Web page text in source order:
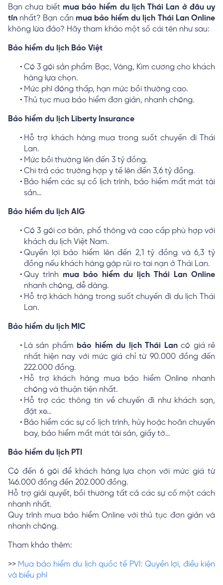
Bạn chưa biết mua bảo hiểm du lịch Thái Lan ở đâu uy
tín nhất? Bạn cần mua bảo hiểm du lịch Thái Lan Online
không lừa đảo? Hãy tham khảo một số cái tên như sau:
Bảo hiểm du lịch Bảo Việt
Có 3 gói sản phẩm Bạc, Vàng, Kim cương cho khách
hàng lựa chọn.
Mức phí đóng thấp, hạn mức bồi thường cao.
Thủ tục mua bảo hiểm đơn giản, nhanh chóng.
Bảo hiểm du lịch Liberty Insurance
Hỗ trợ khách hàng mua trong suốt chuyến đi Thái
Lan.
Mức bồi thường lên đến 3 tỷ đồng.
Chi trả các trường hợp y tế lên đến 3,6 tỷ đồng.
Bảo hiểm các sự cố lịch trình, bảo hiểm mất mát tài
sản…
Bảo hiểm du lịch AIG
Có 3 gói cơ bản, phổ thông và cao cấp phù hợp với
khách du lịch Việt Nam.
Quyền lợi bảo hiểm lên đến 2,1 tỷ đồng và 6,3 tỷ
đồng nếu khách hàng gặp rủi ro tai nạn ở Thái Lan.
Quy trình mua bảo hiểm du lịch Thái Lan Online
nhanh chóng, dễ dàng.
Hỗ trợ khách hàng trong suốt chuyến đi du lịch Thái
Lan.
Bảo hiểm du lịch MIC
Là sản phẩm bảo hiểm du lịch Thái Lancó giá rẻ
nhất hiện nay với mức giá chỉ từ 90.000 đồng đến
222.000 đồng.
Hỗ trợ khách hàng mua bảo hiểm Online nhanh
chóng và thuận tiện nhất.
Hỗ trợ các thông tin về chuyến đi như khách sạn,
đặt xe…
Bảo hiểm các sự cố lịch trình, hủy hoặc hoãn chuyến
bay, bảo hiểm mất mát tài sản, giấy tờ…
Bảo hiểm du lịch PTI
Có đến 6 gói để khách hàng lựa chọn với mức giá từ
146.000 đồng đến 202.000 đồng.
Hỗ trợ giải quyết, bồi thường tất cả các sự cố một cách
nhanh nhất.
Quy trình mua bảo hiểm Online với thủ tục đơn giản và
nhanh chóng.
Tham khảo thêm:
>> Mua bảo hiểm du lịch quốc tế PVI: Quyền lợi, điều kiện
và biểu phí